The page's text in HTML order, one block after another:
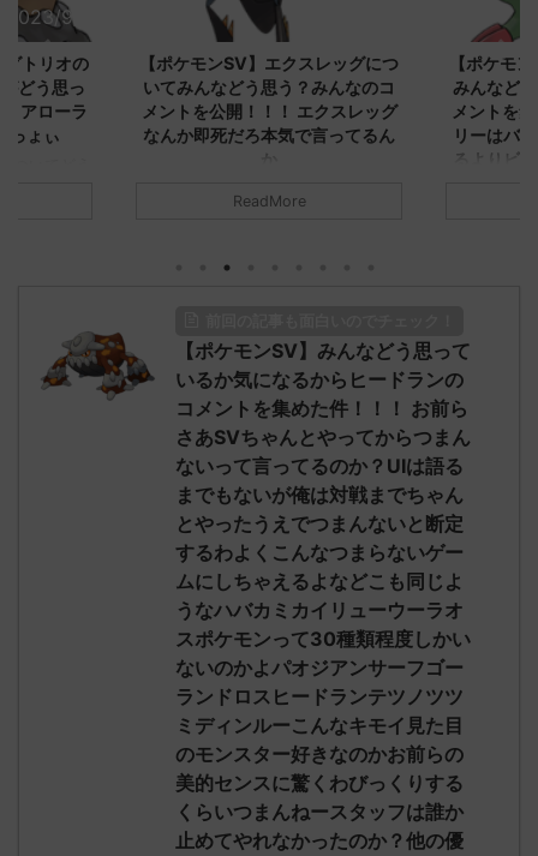
2023/9/8
トリオの
どう思っ
アローラ
っょぃ
ただダグト
れたウミト
ん0702
【ポケモンSV】エクスレッグにつ
いてみんなどう思う？みんなのコ
メントを公開！！！ エクスレッグ
なんか即死だろ本気で言ってるん
か
う思ってる？ 初めの記事 元のス
01:07:00.69ID:oUI00NrJ0 エクスレ
ッグヘルムかっこいいから助かる 名
無しさん0971 0971 名無しさん、君に
決めた！ (ﾜｯﾁｮｲW b524-NwUu)
2023/06/28(水 ...
ReadMore
【ポケモ
みんなど
メントを
リーはバ
るよりビ
2023/06/
たラウドボ
しさん0624
決めた！ (ﾜ
【ポケモンSV】みんなどう思って
いるか気になるからヒードランの
コメントを集めた件！！！ お前ら
さあSVちゃんとやってからつまん
ないって言ってるのか？UIは語る
までもないが俺は対戦までちゃん
とやったうえでつまんないと断定
するわよくこんなつまらないゲー
ムにしちゃえるよなどこも同じよ
うなハバカミカイリューウーラオ
スポケモンって30種類程度しかい
ないのかよパオジアンサーフゴー
ランドロスヒードランテツノツツ
ミディンルーこんなキモイ見た目
のモンスター好きなのかお前らの
美的センスに驚くわびっくりする
くらいつまんねースタッフは誰か
止めてやれなかったのか？他の優